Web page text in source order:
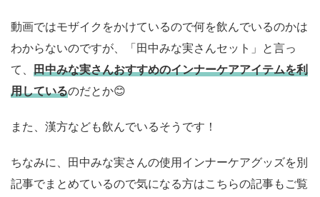
動画ではモザイクをかけているので何を飲んでいるのかは
わからないのですが、「田中みな実さんセット」と言っ
て、 田中みな実さんおすすめのインナーケアアイテムを利
用しているのだとか😊
また、漢方なども飲んでいるそうです！
ちなみに、田中みな実さんの使用インナーケアグッズを別
記事でまとめているので気になる方はこちらの記事もご覧